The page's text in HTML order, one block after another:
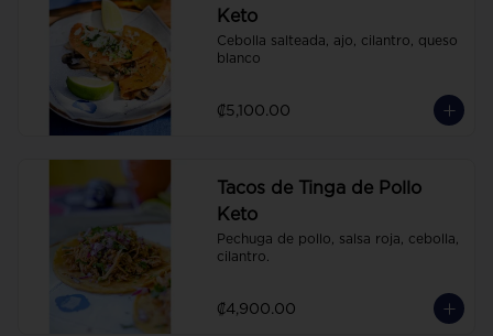
Keto
Cebolla salteada, ajo, cilantro, queso
blanco
₡5,100.00
Tacos de Tinga de Pollo
Keto
Pechuga de pollo, salsa roja, cebolla,
cilantro.
₡4,900.00